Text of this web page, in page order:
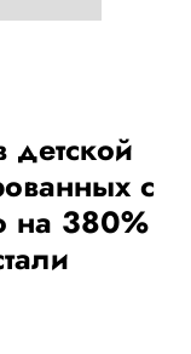
детской
с
на 380%